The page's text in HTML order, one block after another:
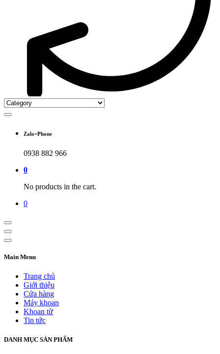
Zalo+Phone
0938 882 966
0
No products in the cart.
0
Main Menu
Trang chủ
Giới thiệu
Cửa hàng
Máy khoan
Khoan từ
Tin tức
DANH MỤC SẢN PHẨM